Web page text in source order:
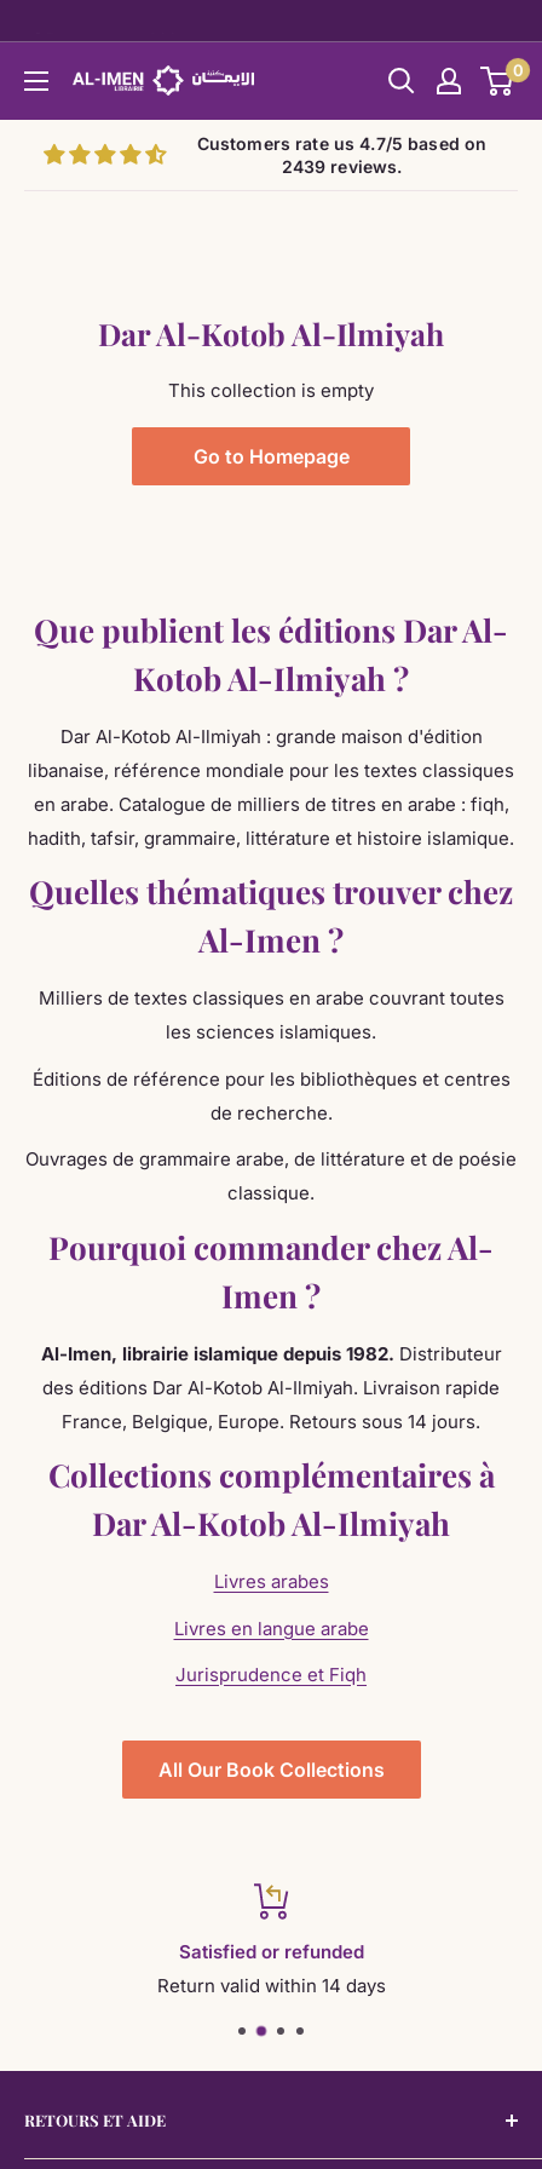
to
content
Al-
imen
0
Customers rate us 4.7/5 based on
2439 reviews.
Dar Al-Kotob Al-Ilmiyah
This collection is empty
Go to Homepage
Que publient les éditions Dar Al-
Kotob Al-Ilmiyah ?
Dar Al-Kotob Al-Ilmiyah : grande maison d'édition
libanaise, référence mondiale pour les textes classiques
en arabe. Catalogue de milliers de titres en arabe : fiqh,
hadith, tafsir, grammaire, littérature et histoire islamique.
Quelles thématiques trouver chez
Al-Imen ?
Milliers de textes classiques en arabe couvrant toutes
les sciences islamiques.
Éditions de référence pour les bibliothèques et centres
de recherche.
Ouvrages de grammaire arabe, de littérature et de poésie
classique.
Pourquoi commander chez Al-
Imen ?
Al-Imen, librairie islamique depuis 1982. Distributeur
des éditions Dar Al-Kotob Al-Ilmiyah. Livraison rapide
France, Belgique, Europe. Retours sous 14 jours.
Collections complémentaires à
Dar Al-Kotob Al-Ilmiyah
Livres arabes
Livres en langue arabe
Jurisprudence et Fiqh
All Our Book Collections
Satisfied or refunded
Return valid within 14 days
RETOURS ET AIDE